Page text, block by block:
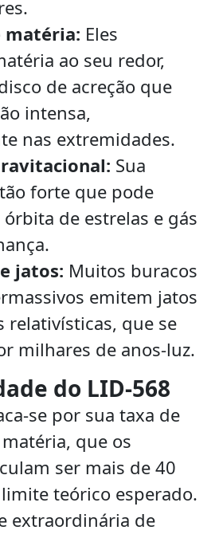
matéria: Eles
ao seu redor,
de acreção que
intensa,
nas extremidades.
Sua
forte que pode
de estrelas e gás
jatos: Muitos buracos
emitem jatos
relativísticas, que se
milhares de anos-luz.
do LID-568
se por sua taxa de
que os
ser mais de 40
teórico esperado.
extraordinária de